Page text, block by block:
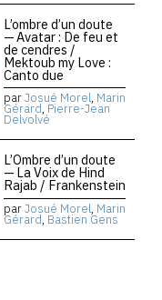
L’ombre d’un doute
— Avatar : De feu et
de cendres /
Mektoub my Love :
Canto due
parJosué Morel, Marin
Gérard, Pierre-Jean
Delvolvé
L’Ombre d’un doute
— La Voix de Hind
Rajab / Frankenstein
parJosué Morel, Marin
Gérard, Bastien Gens